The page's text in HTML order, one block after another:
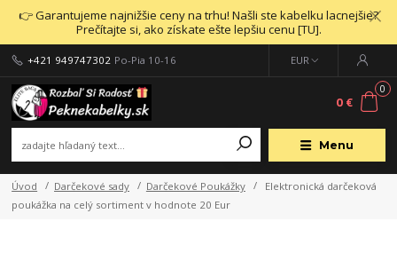
👉 Garantujeme najnižšie ceny na trhu! Našli ste kabelku lacnejšie?
Prečítajte si, ako získate ešte lepšiu cenu [TU].
Menu
EUR
+421 949747302 Po-Pia 10-16
0
0 €
Úvod Darčekové sady Darčekové Poukážky
Elektronická darčeková
poukážka na celý sortiment v hodnote 20 Eur